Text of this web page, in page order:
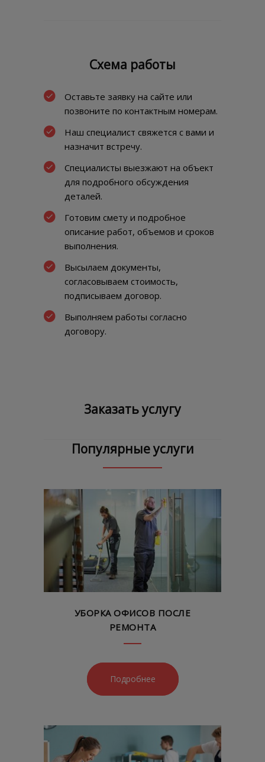
Схема работы
Оставьте заявку на сайте или
позвоните по контактным номерам.
Наш специалист свяжется с вами и
назначит встречу.
Специалисты выезжают на объект
для подробного обсуждения
деталей.
Готовим смету и подробное
описание работ, объемов и сроков
выполнения.
Высылаем документы,
согласовываем стоимость,
подписываем договор.
Выполняем работы согласно
договору.
Заказать услугу
Популярные услуги
УБОРКА ОФИСОВ ПОСЛЕ
РЕМОНТА
Подробнее